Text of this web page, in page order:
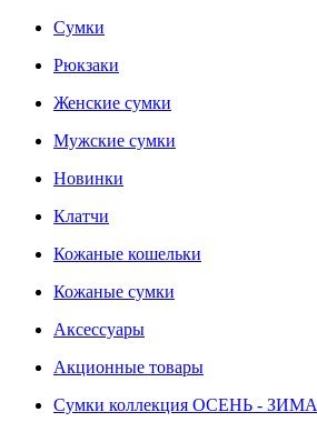
Сумки
Рюкзаки
Женские сумки
Мужские сумки
Новинки
Клатчи
Кожаные кошельки
Кожаные сумки
Аксессуары
Акционные товары
Сумки коллекция ОСЕНЬ - ЗИМА